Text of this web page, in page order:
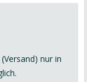
nur in